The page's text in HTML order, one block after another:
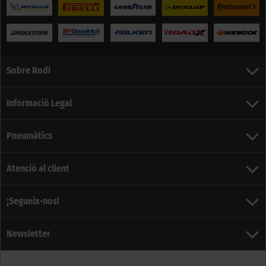
Sobre Rodi
Informació Legal
Pneumàtics
Atenció al client
¡Segueix-nos!
Newsletter